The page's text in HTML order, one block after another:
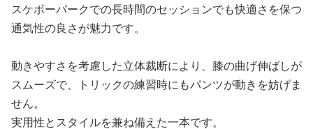
スケボーパークでの長時間のセッションでも快適さを保つ
通気性の良さが魅力です。
動きやすさを考慮した立体裁断により、膝の曲げ伸ばしが
スムーズで、トリックの練習時にもパンツが動きを妨げま
せん。
実用性とスタイルを兼ね備えた一本です。